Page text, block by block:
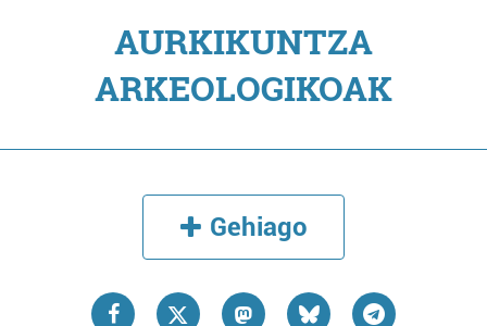
AURKIKUNTZA
ARKEOLOGIKOAK
Gehiago